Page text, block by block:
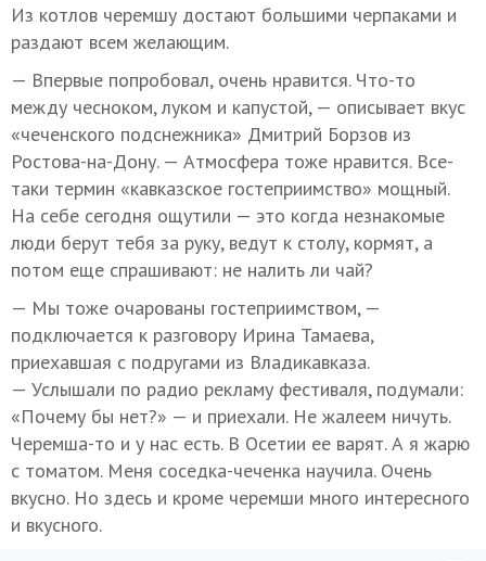
Из котлов черемшу достают большими черпаками и
раздают всем желающим.
— Впервые попробовал, очень нравится. Что-то
между чесноком, луком и капустой, — описывает вкус
«чеченского подснежника» Дмитрий Борзов из
Ростова-на-Дону. — Атмосфера тоже нравится. Все-
таки термин «кавказское гостеприимство» мощный.
На себе сегодня ощутили — это когда незнакомые
люди берут тебя за руку, ведут к столу, кормят, а
потом еще спрашивают: не налить ли чай?
— Мы тоже очарованы гостеприимством, —
подключается к разговору Ирина Тамаева,
приехавшая с подругами из Владикавказа.
— Услышали по радио рекламу фестиваля, подумали:
«Почему бы нет?» — и приехали. Не жалеем ничуть.
Черемша-то и у нас есть. В Осетии ее варят. А я жарю
с томатом. Меня соседка-чеченка научила. Очень
вкусно. Но здесь и кроме черемши много интересного
и вкусного.